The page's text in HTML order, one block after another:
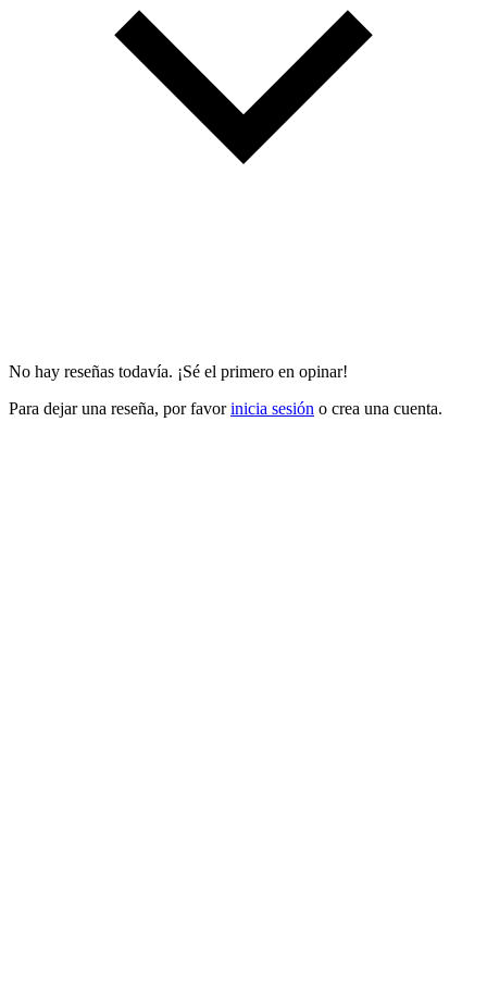
No hay reseñas todavía. ¡Sé el primero en opinar!
Para dejar una reseña, por favorinicia sesión o crea una cuenta.